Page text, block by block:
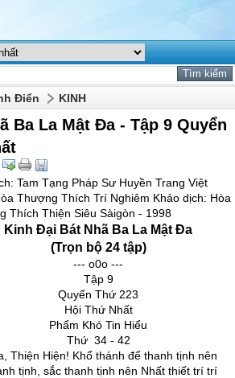
Điển KINH
Ba La Mật Đa - Tập 9 Quyển
Tam Tạng Pháp Sư Huyền Trang Việt
Thượng Thích Trí Nghiêm Khảo dịch: Hòa
Thích Thiện Siêu Sàigòn - 1998
Kinh Đại Bát Nhã Ba La Mật Đa
(Trọn bộ 24 tập)
--- o0o ---
Tập 9
Quyển Thứ 223
Hội Thứ Nhất
Phẩm Khó Tin Hiểu
Thứ 34 - 42
Thiện Hiện! Khổ thánh đế thanh tịnh nên
tịnh, sắc thanh tịnh nên Nhất thiết trí trí